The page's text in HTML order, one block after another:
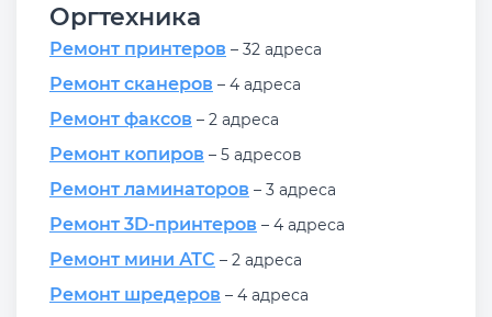
Оргтехника
Ремонт принтеров – 32 адреса
Ремонт сканеров – 4 адреса
Ремонт факсов – 2 адреса
Ремонт копиров – 5 адресов
Ремонт ламинаторов – 3 адреса
Ремонт 3D-принтеров – 4 адреса
Ремонт мини АТС – 2 адреса
Ремонт шредеров – 4 адреса